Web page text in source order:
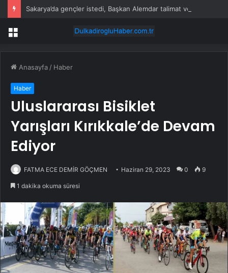
Sakarya’da gençler istedi, Başkan Alemdar talimat verdi
Menü
Anasayfa / Haber
Haber
Uluslararası Bisiklet
Yarışları Kırıkkale’de Devam
Ediyor
FATMA ECE DEMİR GÖÇMEN Haziran 29, 2023 0 9
1 dakika okuma süresi